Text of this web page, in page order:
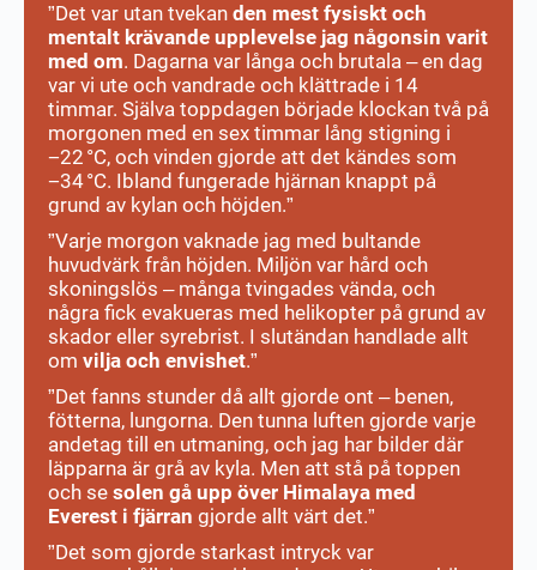
”Det var utan tvekan den mest fysiskt och
mentalt krävande upplevelse jag någonsin varit
med om. Dagarna var långa och brutala – en dag
var vi ute och vandrade och klättrade i 14
timmar. Själva toppdagen började klockan två på
morgonen med en sex timmar lång stigning i
−22 °C, och vinden gjorde att det kändes som
−34 °C. Ibland fungerade hjärnan knappt på
grund av kylan och höjden.”
”Varje morgon vaknade jag med bultande
huvudvärk från höjden. Miljön var hård och
skoningslös – många tvingades vända, och
några fick evakueras med helikopter på grund av
skador eller syrebrist. I slutändan handlade allt
om vilja och envishet.”
”Det fanns stunder då allt gjorde ont – benen,
fötterna, lungorna. Den tunna luften gjorde varje
andetag till en utmaning, och jag har bilder där
läpparna är grå av kyla. Men att stå på toppen
och se solen gå upp över Himalaya med
Everest i fjärran gjorde allt värt det.”
”Det som gjorde starkast intryck var